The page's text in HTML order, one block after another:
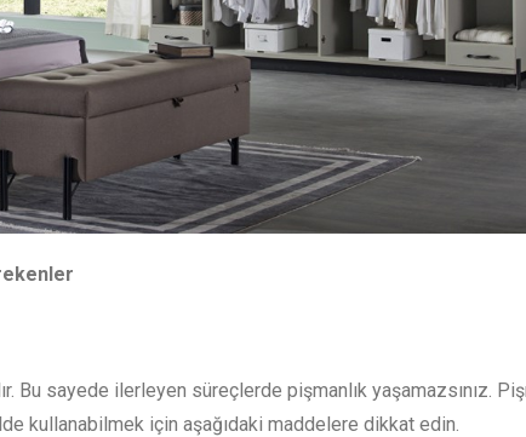
Bu sayede ilerleyen süreçlerde pişmanlık yaşamazsınız.
kullanabilmek için aşağıdaki maddelere dikkat edin.